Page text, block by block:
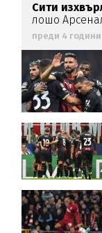
Сити
лошо
преди 4 години